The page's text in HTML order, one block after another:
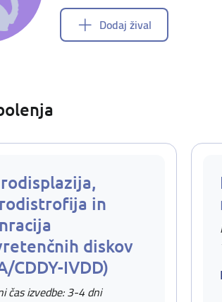
Dodaj žival
in
diskov
CDDY-IVDD)
čas izvedbe: 3-4 dni